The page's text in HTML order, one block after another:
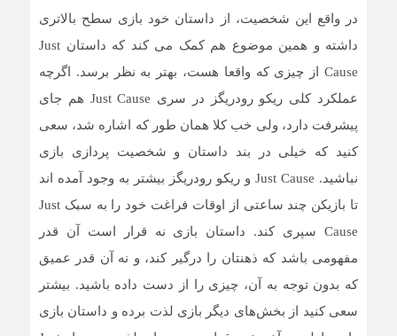
در واقع این شخصیت، از داستان خود بازی سطح بالاتری
داشته و همین موضوع هم کمک می کند که داستان Just
Cause از چیزی که واقعا هست، بهتر به نظر برسد. اگرچه
عملکرد کلی ریکو رودریگز در سری Just Cause هم جای
پیشرفت دارد، ولی خب کلا همان طور که اشاره شد، سعی
کنید که خیلی در بند داستان و شخصیت پردازی بازی
نباشید. Just Cause و ریکو رودریگز بیشتر به وجود آمده اند
تا بازیکن چند ساعتی از اوقات فراغت خود را به سبک Just
Cause سپری کند. داستان بازی نه قرار است آن قدر
مفهومی باشد که ذهنتان را درگیر کند، و نه آن قدر عمیق
که بدون توجه به آن، چیزی را از دست داده باشید. بیشتر
سعی کنید از بخش‌های دیگر بازی لذت برده و داستان بازی